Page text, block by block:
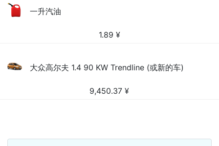
一升汽油
1.89 ¥
大众高尔夫 1.4 90 KW Trendline (或新的车)
9,450.37 ¥